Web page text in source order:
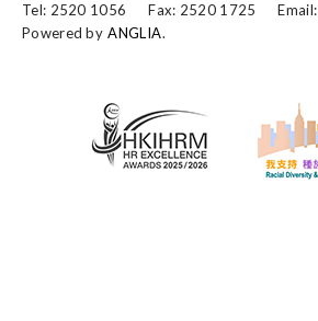
Tel: 2520 1056
Fax: 2520 1725 Email:
Powered by ANGLIA.